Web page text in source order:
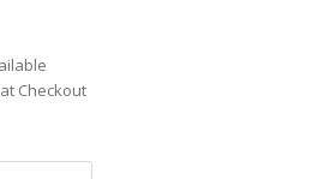
Checkout